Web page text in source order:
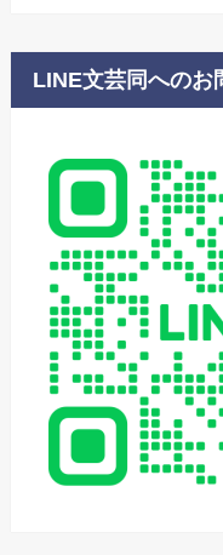
LINE文芸同へのお